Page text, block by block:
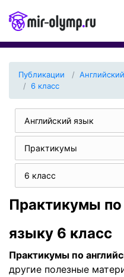
Публикации
6 класс
Английский язык
Практикумы
6 класс
Практикумы по
языку 6 класс
Практикумы по
другие полезные